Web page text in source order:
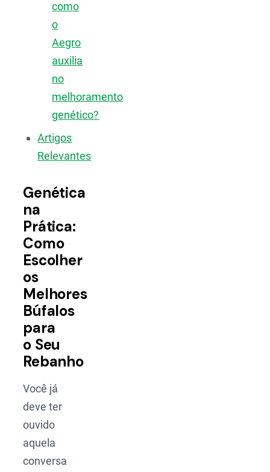
como
o
Aegro
auxilia
no
melhoramento
genético?
Artigos
Relevantes
Genética
na
Prática:
Como
Escolher
os
Melhores
Búfalos
para
o Seu
Rebanho
Você já
deve ter
ouvido
aquela
conversa